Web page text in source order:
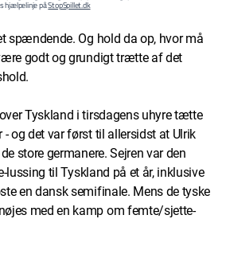
hjælpelinje påStopSpillet.dk
spændende. Og hold da op, hvor må
godt og grundigt trætte af det
Tyskland i tirsdagens uhyre tætte
og det var først til allersidst at Ulrik
store germanere. Sejren var den
lussing til Tyskland på et år, inklusive
en dansk semifinale. Mens de tyske
med en kamp om femte/sjette-